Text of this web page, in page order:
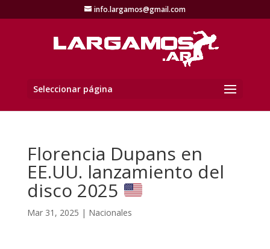
info.largamos@gmail.com
Seleccionar página
Florencia Dupans en
EE.UU. lanzamiento del
disco 2025
Mar 31, 2025 | Nacionales